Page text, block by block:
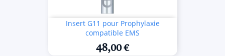
Insert G11 pour Prophylaxie
compatible EMS
48,00 €